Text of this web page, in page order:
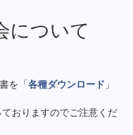
について
を「各種ダウンロード 」
おりますのでご注意くだ